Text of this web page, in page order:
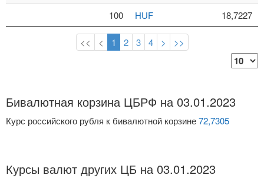
100
HUF 18,7227
<< < 1 2 3 4 > >>
Бивалютная корзина ЦБРФ на 03.01.2023
Курс российского рубля к бивалютной корзине72,7305
Курсы валют других ЦБ на 03.01.2023